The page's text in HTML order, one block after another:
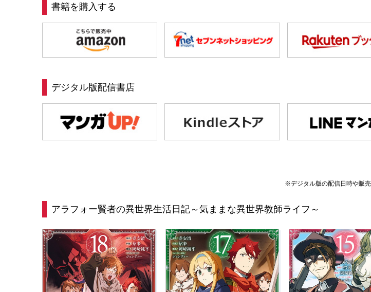
書籍を購入する
デジタル版配信書店
※デジタル版の配信日時や販
アラフォー賢者の異世界生活日記～気ままな異世界教師ライフ～